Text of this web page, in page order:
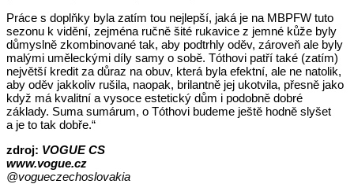
Práce s doplňky byla zatím tou nejlepší, jaká je na MBPFW tuto
sezonu k vidění, zejména ručně šité rukavice z jemné kůže byly
důmyslně zkombinované tak, aby podtrhly oděv, zároveň ale byly
malými uměleckými díly samy o sobě. Tóthovi patří také (zatím)
největší kredit za důraz na obuv, která byla efektní, ale ne natolik,
aby oděv jakkoliv rušila, naopak, brilantně jej ukotvila, přesně jako
když má kvalitní a vysoce estetický dům i podobně dobré
základy. Suma sumárum, o Tóthovi budeme ještě hodně slyšet
a je to tak dobře.“
zdroj: VOGUE CS
www.vogue.cz
@vogueczechoslovakia